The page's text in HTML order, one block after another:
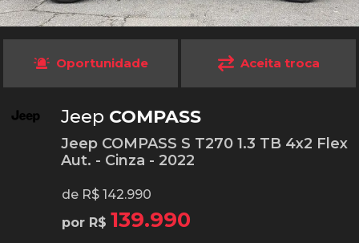
Oportunidade Aceita troca
Jeep COMPASS
Jeep COMPASS S T270 1.3 TB 4x2 Flex
Aut. - Cinza - 2022
de R$ 142.990
por R$ 139.990